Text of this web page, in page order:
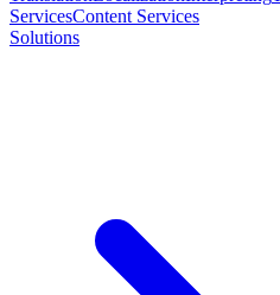
ServicesContent Services
Solutions